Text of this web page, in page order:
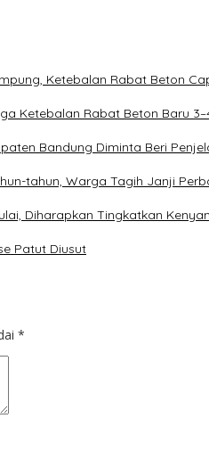
Ketebalan Rabat Beton
Ketebalan Rabat Beton Baru
Bandung Diminta Beri
tahun, Warga Tagih Janji
Diharapkan Tingkatkan
Patut Diusut
*